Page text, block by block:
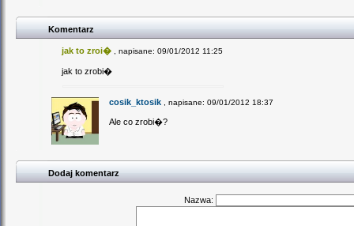
Komentarz
jak to zroi� , napisane: 09/01/2012 11:25
jak to zrobi�
cosik_ktosik , napisane: 09/01/2012 18:37
Ale co zrobi�?
Dodaj komentarz
Nazwa: